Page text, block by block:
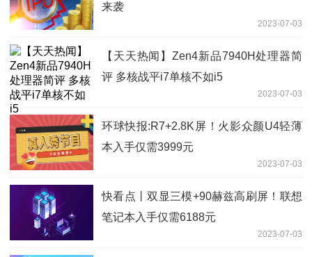
来袭
2023-07-03
【天天热闻】Zen4新品7940H处理器简
评 多核战平i7单核不如i5
2023-07-03
环球快报:R7+2.8K屏！火影众颜U4轻薄
本入手仅需3999元
2023-07-03
快看点丨双显三模+90赫兹高刷屏！联想
笔记本入手仅需6188元
2023-07-03